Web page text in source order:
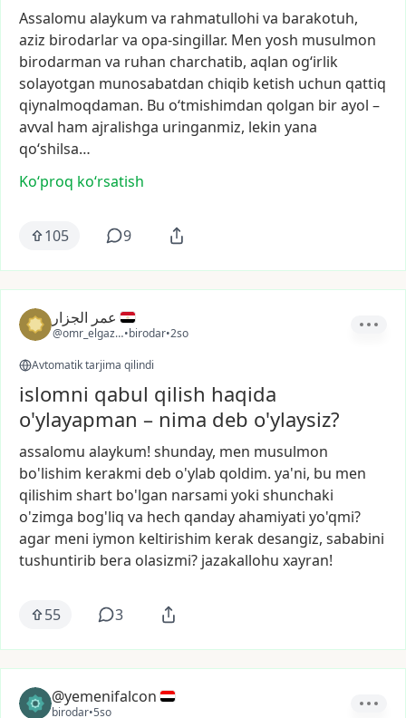
Assalomu alaykum va rahmatullohi va barakotuh,
aziz birodarlarva opa-singillar. Men yosh musulmon
birodarman va ruhan charchatib, aqlan og‘irlik
solayotgan munosabatdan chiqib ketish uchun qattiq
qiynalmoqdaman. Bu o‘tmishimdan qolgan birayol –
avval ham ajralishga uringanmiz, lekin yana
qo‘shilsa…
Ko‘proq koʻrsatish
105 9
عمر الجزار
@omr_elgazzar
•birodar•2so
Avtomatik tarjima qilindi
islomni qabul qilish haqida
o'ylayapman – nima deb o'ylaysiz?
assalomu alaykum! shunday, men musulmon
bo'lishim kerakmi deb o'ylab qoldim. ya'ni, bu men
qilishim shart bo'lgan narsami yoki shunchaki
o'zimga bog'liq va hech qandayahamiyati yo'qmi?
agar meni iymon keltirishim kerak desangiz, sababini
tushuntirib bera olasizmi? jazakallohu xayran!
55 3
@yemenifalcon
birodar•5so